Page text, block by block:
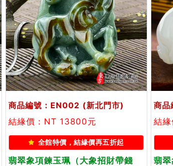
商品編號：EN002 (新北門市)
結緣價：NT 13800元
全館特價，結緣價再五折起
翡翠象項鍊玉珮（大象招財帶錢
商品
結
翡翠